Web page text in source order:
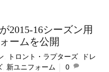
2015-16シーズン用
ームを公開
トロント・ラプターズ
ドレ
新ユニフォーム 0